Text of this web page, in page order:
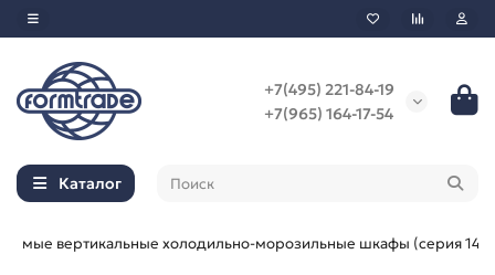
+7(495) 221-84-19
+7(965) 164-17-54
Каталог
вертикальные холодильно-морозильные шкафы (серия 140)